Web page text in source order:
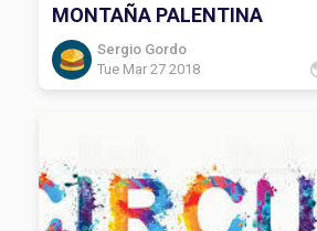
MONTAÑA PALENTINA
Sergio Gordo
Tue Mar 27 2018